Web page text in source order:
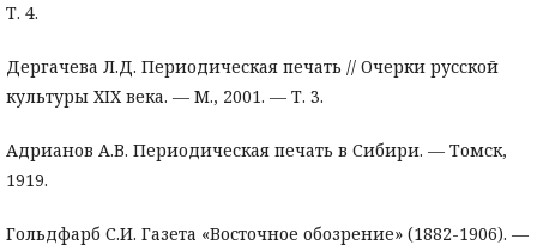
Т. 4.
Дергачева Л.Д. Периодическая печать // Очерки русской
культуры XIX века. — М., 2001. — Т. 3.
Адрианов А.В. Периодическая печать в Сибири. — Томск,
1919.
Гольдфарб С.И. Газета «Восточное обозрение» (1882-1906). —